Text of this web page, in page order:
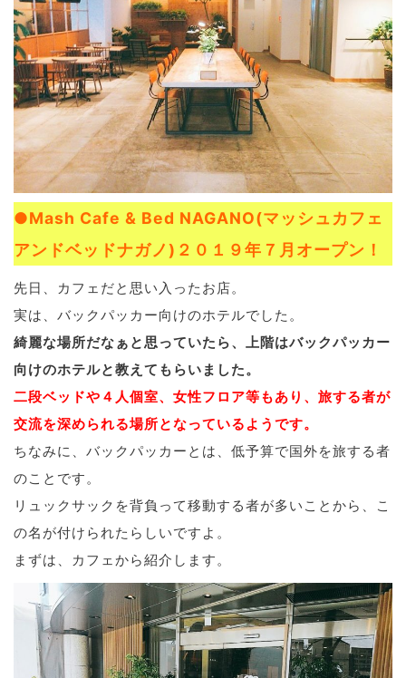
退去連絡フォームはこちら
お部屋探し専用LINEはこちら
●Mash Cafe & Bed NAGANO(マッシュカフェ
アンドベッドナガノ)２０１９年７月オープン！
先日、カフェだと思い入ったお店。
実は、バックパッカー向けのホテルでした。
綺麗な場所だなぁと思っていたら、上階はバックパッカー
向けのホテルと教えてもらいました。
二段ベッドや４人個室、女性フロア等もあり、旅する者が
交流を深められる場所となっているようです。
ちなみに、バックパッカーとは、低予算で国外を旅する者
のことです。
リュックサックを背負って移動する者が多いことから、こ
の名が付けられたらしいですよ。
まずは、カフェから紹介します。